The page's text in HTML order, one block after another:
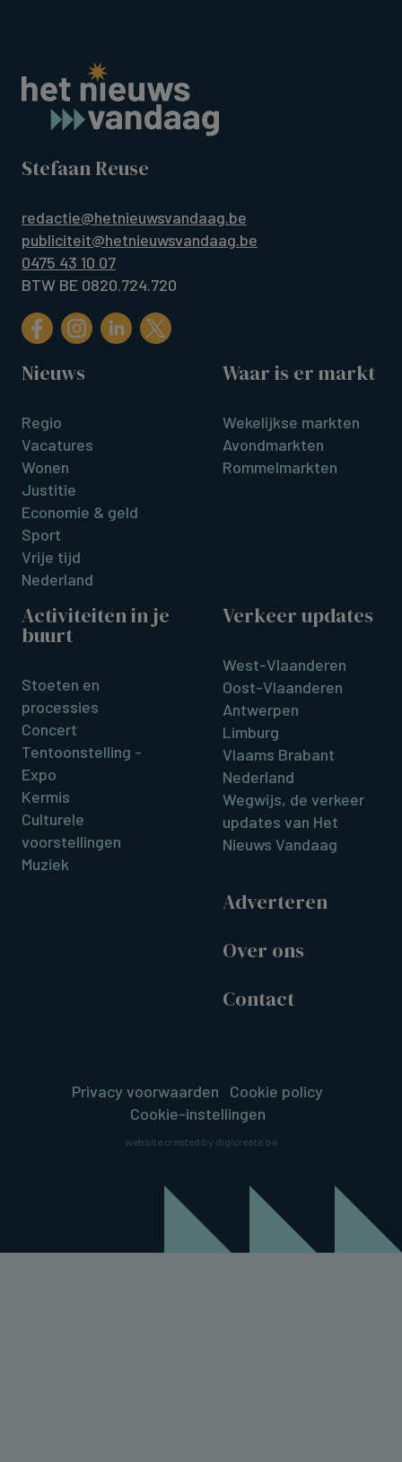
Stefaan Reuse
redactie@hetnieuwsvandaag.be
publiciteit@hetnieuwsvandaag.be
0475 43 10 07
BTW BE 0820.724.720
Nieuws
Regio
Vacatures
Wonen
Justitie
Economie & geld
Sport
Vrije tijd
Nederland
Waar is er markt
Wekelijkse markten
Avondmarkten
Rommelmarkten
Activiteiten in je
buurt
Stoeten en
processies
Concert
Tentoonstelling -
Expo
Kermis
Culturele
voorstellingen
Muziek
Verkeer updates
West-Vlaanderen
Oost-Vlaanderen
Antwerpen
Limburg
Vlaams Brabant
Nederland
Wegwijs, de verkeer
updates van Het
Nieuws Vandaag
Adverteren
Over ons
Contact
Privacy voorwaarden
Cookie policy
Cookie-instellingen
website created by digicreate.be